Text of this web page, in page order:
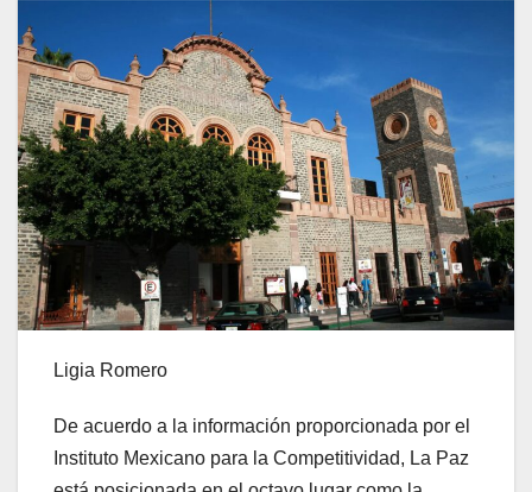
Ligia Romero
De acuerdo a la información proporcionada por el
Instituto Mexicano para la Competitividad, La Paz